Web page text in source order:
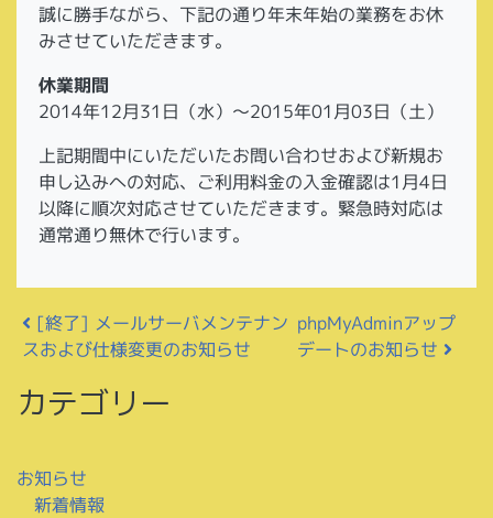
誠に勝手ながら、下記の通り年末年始の業務をお休
みさせていただきます。
休業期間
2014年12月31日（水）～2015年01月03日（土）
上記期間中にいただいたお問い合わせおよび新規お
申し込みへの対応、ご利用料金の入金確認は1月4日
以降に順次対応させていただきます。緊急時対応は
通常通り無休で行います。
投稿ナビゲーション
[終了] メールサーバメンテナン
スおよび仕様変更のお知らせ
phpMyAdminアップ
デートのお知らせ
カテゴリー
お知らせ
新着情報